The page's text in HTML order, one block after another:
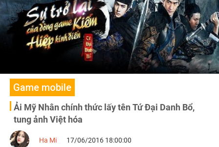
Game mobile
Ải Mỹ Nhân chính thức lấy tên Tứ Đại Danh Bổ,
tung ảnh Việt hóa
Ha Mi 17/06/2016 18:00:00